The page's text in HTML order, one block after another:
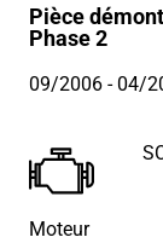
Pièce
Phase 2
09/2006- 04/
Moteur